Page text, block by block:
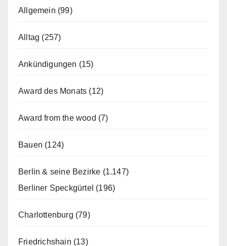
Allgemein (99)
Alltag (257)
Ankündigungen (15)
Award des Monats (12)
Award from the wood (7)
Bauen (124)
Berlin & seine Bezirke (1.147)
Berliner Speckgürtel (196)
Charlottenburg (79)
Friedrichshain (13)